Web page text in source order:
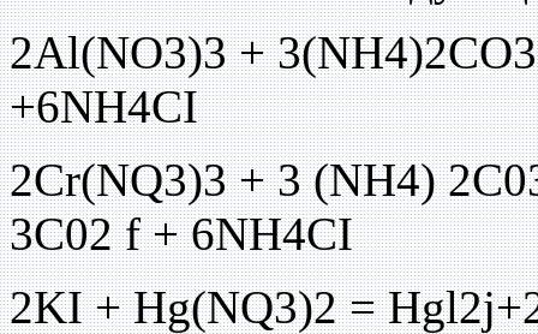
2Al(NO3)3 +
+6NH4CI
2Cr(NQ3)3 + 3 (NH4)
3C02 f + 6NH4CI
2KI + Hg(NQ3)2 =